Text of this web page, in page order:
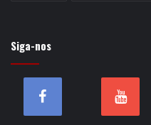
Siga-nos